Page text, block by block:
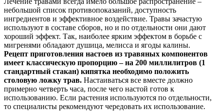
небольшой список противопоказаний, доступность
ингредиентов и эффективное воздействие. Травы зачастую
используют в составе сборов, но и по отдельности они дают
хороший эффект. Так, наиболее ярким эффектом в борьбе с
мигренями обладают душица, мелисса и ягоды калины.
Рецепт приготовления настоев из травяных компонентов
имеет классическую пропорцию – на 200 миллилитров (1
стандартный стакан) кипятка необходимо положить
столовую ложку трав. Настаиваться все вместе должно
примерно четверть часа, после чего настой готов к
использованию. Если растения используются по отдельности,
то специалисты рекомендуют чередовать их использование.